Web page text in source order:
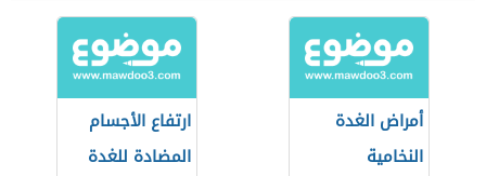
أمراض الغدة
النخامية
ارتفاع الأجسام
المضادة للغدة